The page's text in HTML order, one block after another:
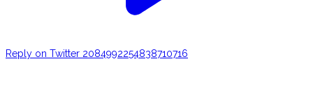
Reply on Twitter 2084992254838710716